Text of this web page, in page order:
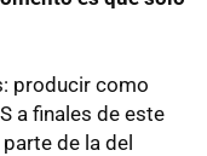
producir como
a finales de este
de la del